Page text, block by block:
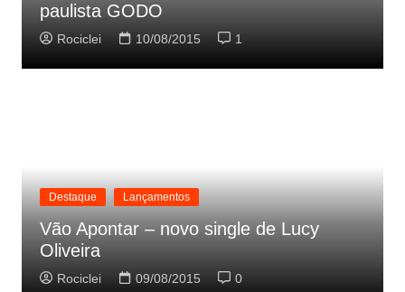
paulista GODO
Rociclei 10/08/2015 1
Destaque Lançamentos
Vão Apontar – novo single de Lucy
Oliveira
Rociclei 09/08/2015 0